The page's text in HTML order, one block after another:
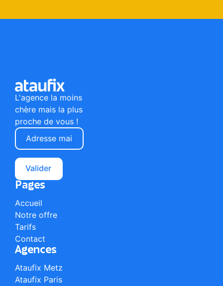
L'agence la moins
chère mais la plus
proche de vous !
Valider
Pages
Accueil
Notre offre
Tarifs
Contact
Agences
Ataufix Metz
Ataufix Paris